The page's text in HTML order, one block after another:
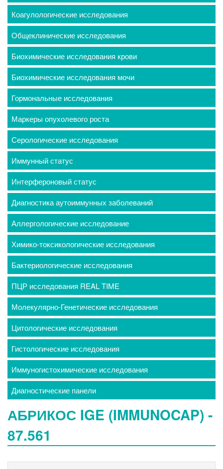
Коагулологические исследования
Общеклинические исследования
Биохимические исследования крови
Биохимические исследования мочи
Гормональные исследования
Маркеры опухолевого роста
Серологические исследования
Иммунный статус
Интерфероновый статус
Диагностика аутоиммунных заболеваний
Аллергологические исследование
Химико-токсикологические исследования
Бактериологические исследования
ПЦР исследования REAL TIME
Молекулярно-Генетические исследования
Цитологические исследования
Гистологические исследования
Иммуногистохимические исследования
Диагностические панели
АБРИКОС IGE (IMMUNOCAP) -
87.561